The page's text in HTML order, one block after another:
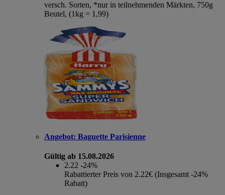
versch. Sorten, *nur in teilnehmenden Märkten, 750g
Beutel, (1kg = 1,99)
Angebot: Baguette Parisienne
Gültig ab 15.08.2026
2.22 -24%
Rabattierter Preis von 2.22€ (Insgesamt -24%
Rabatt)